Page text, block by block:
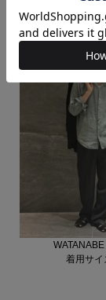
着用サイ
着用サイ